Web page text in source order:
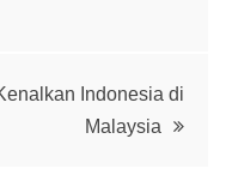
Indonesia di
Malaysia